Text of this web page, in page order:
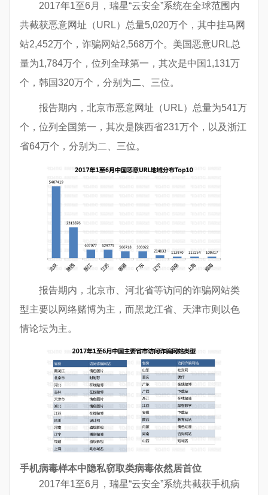
2017年1至6月，瑞星“云安全”系统在全球范围内
共截获恶意网址（URL）总量5,020万个，其中挂马网
站2,452万个，诈骗网站2,568万个。美国恶意URL总
量为1,784万个，位列全球第一，其次是中国1,131万
个，韩国320万个，分别为二、三位。
报告期内，北京市恶意网址（URL）总量为541万
个，位列全国第一，其次是陕西省231万个，以及浙江
省64万个，分别为二、三位。
报告期内，北京市、河北省等访问的诈骗网站类
型主要以网络赌博为主，而黑龙江省、天津市则以色
情论坛为主。
手机病毒样本中隐私窃取类病毒依然居首位
2017年1至6月，瑞星“云安全”系统共截获手机病